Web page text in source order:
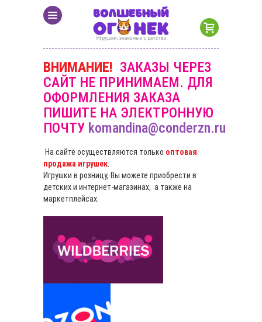
ВНИМАНИЕ! ЗАКАЗЫ ЧЕРЕЗ
САЙТ НЕ ПРИНИМАЕМ. ДЛЯ
ОФОРМЛЕНИЯ ЗАКАЗА
ПИШИТЕ НА ЭЛЕКТРОННУЮ
ПОЧТУ komandina@conderzn.ru
На сайте осуществляются только оптовая
продажа игрушек
Игрушки в розницу, Вы можете приобрести в
детских и интернет-магазинах, а также на
маркетплейсах.